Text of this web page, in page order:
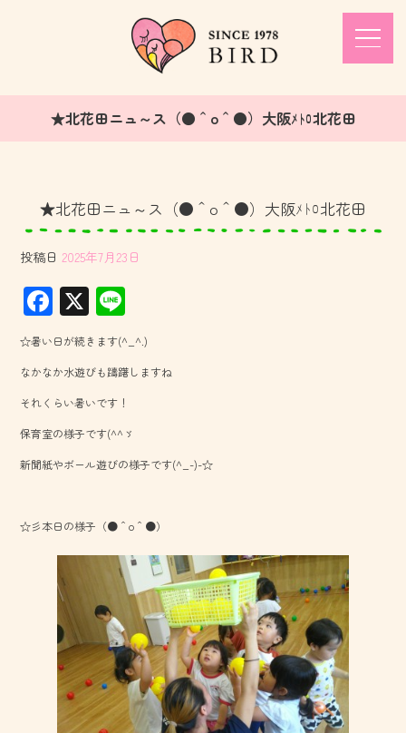
★北花田ニュ～ス（●＾o＾●）大阪ﾒﾄﾛ北花田
★北花田ニュ～ス（●＾o＾●）大阪ﾒﾄﾛ北花田
投稿日 2025年7月23日
F
ac
e
b
o
ok
X
ne
☆暑い日が続きます(^_^.)
なかなか水遊びも躊躇しますね
それくらい暑いです！
保育室の様子です(^^ゞ
新聞紙やボール遊びの様子です(^_-)-☆
☆彡本日の様子（●＾o＾●）